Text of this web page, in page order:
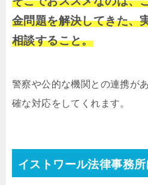
金問題を解決してきた、
相談すること。
警察や公的な機関との連携が
確な対応をしてくれます。
イストワール法律事務